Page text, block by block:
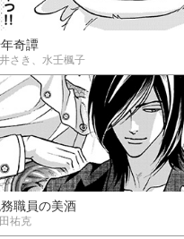
奇譚
さき、水壬楓子
職員の美酒
祐克